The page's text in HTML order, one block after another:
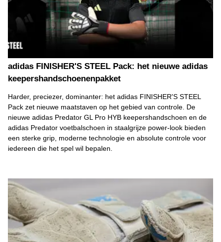
adidas FINISHER'S STEEL Pack: het nieuwe adidas
keepershandschoenenpakket
Harder, preciezer, dominanter: het adidas FINISHER'S STEEL
Pack zet nieuwe maatstaven op het gebied van controle. De
nieuwe adidas Predator GL Pro HYB keepershandschoen en de
adidas Predator voetbalschoen in staalgrijze power-look bieden
een sterke grip, moderne technologie en absolute controle voor
iedereen die het spel wil bepalen.